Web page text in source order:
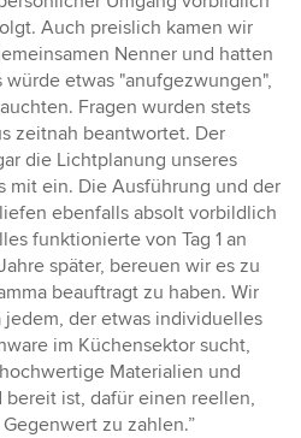
Auch preislich kamen wir
Nenner und hatten
würde etwas "anufgezwungen",
Fragen wurden stets
zeitnah beantwortet. Der
die Lichtplanung unseres
mit ein. Die Ausführung und der
ebenfalls absolt vorbildlich
funktionierte von Tag 1 an
später, bereuen wir es zu
beauftragt zu haben. Wir
jedem, der etwas individuelles
im Küchensektor sucht,
Materialien und
bereit ist, dafür einen reellen,
zu zahlen.”